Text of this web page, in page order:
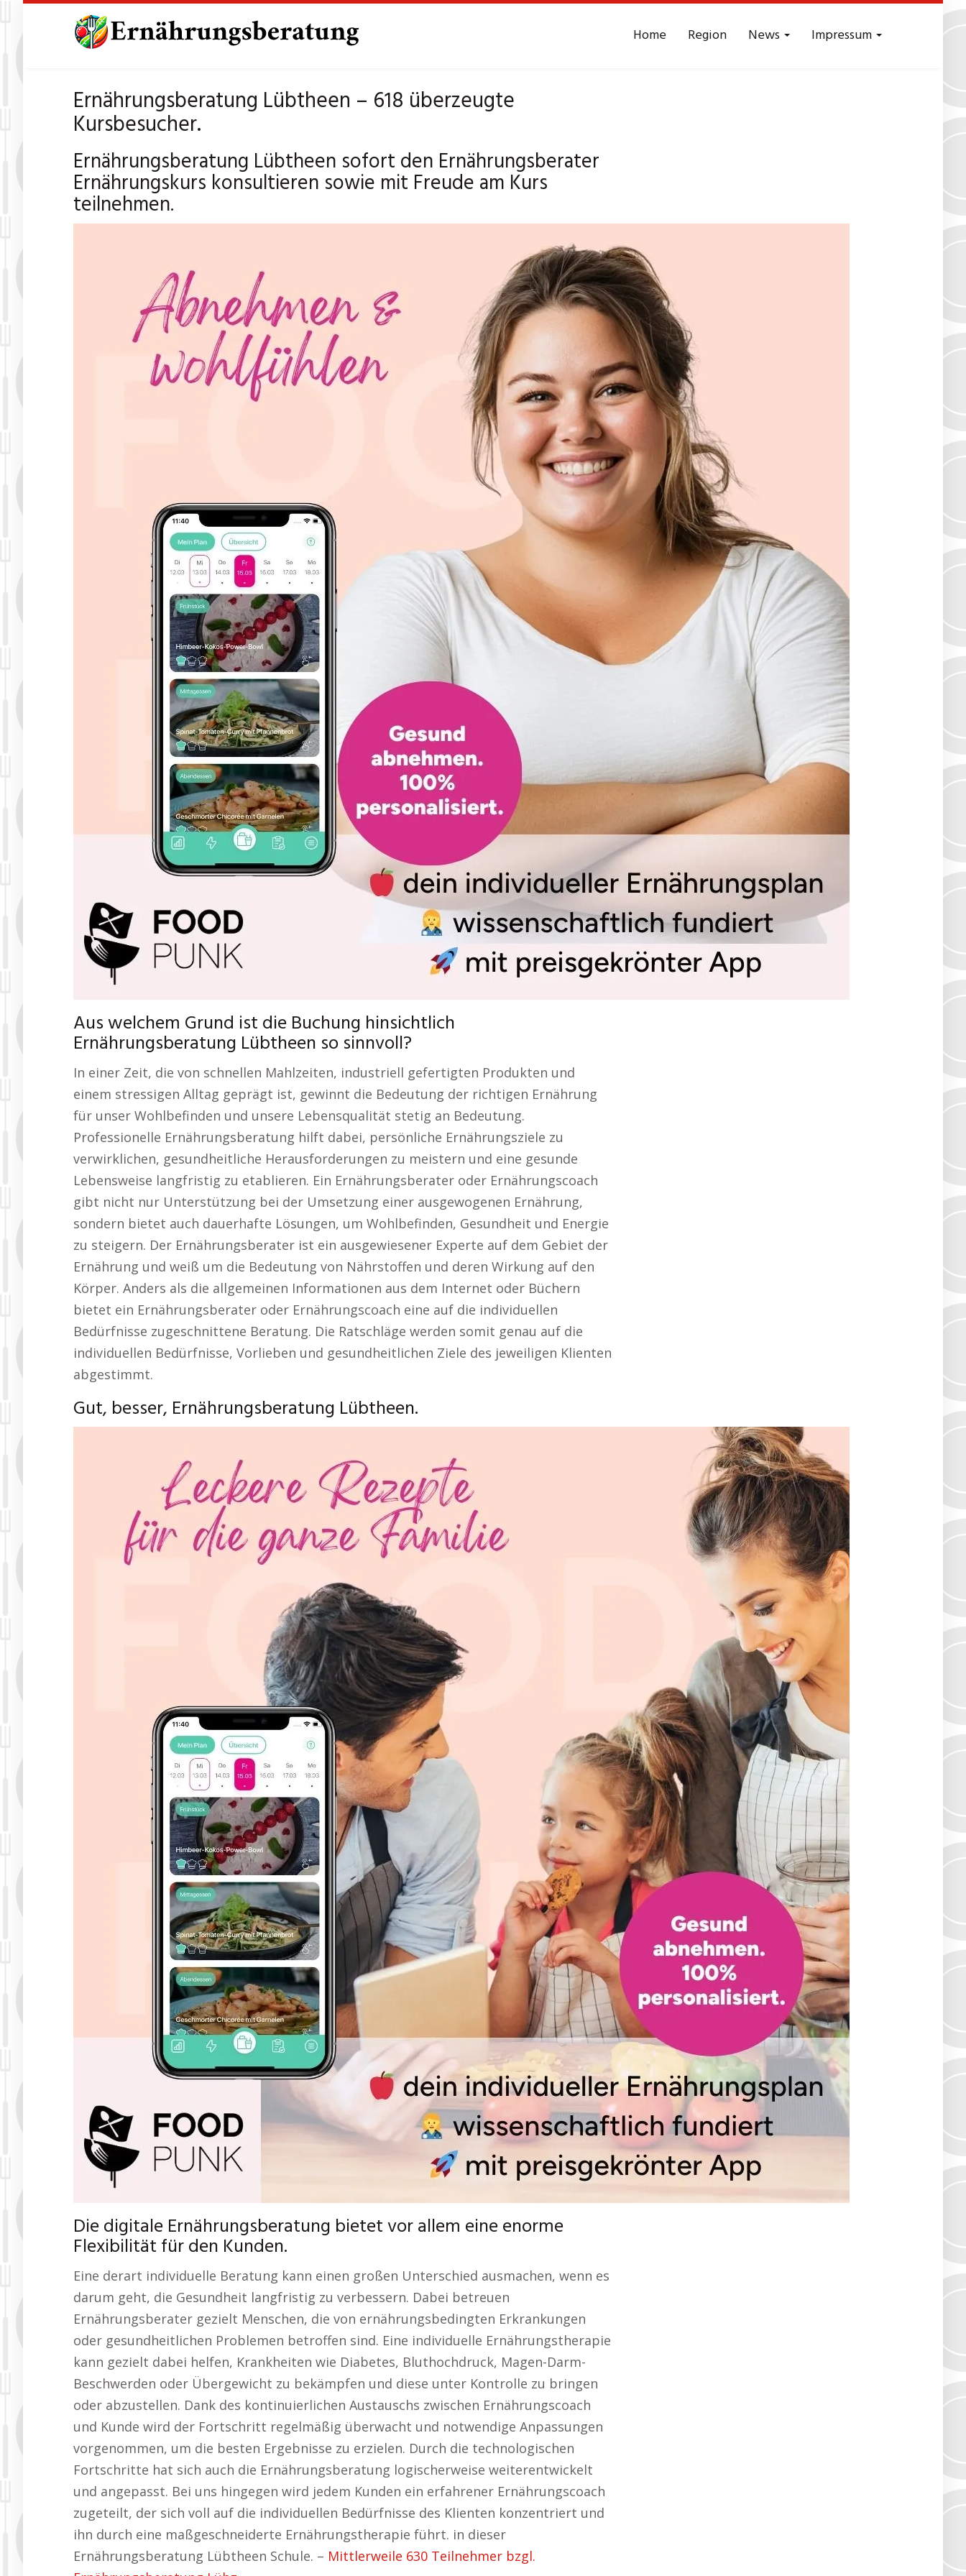
Home Region News Impressum
Ernährungsberatung Lübtheen – 618 überzeugte
Kursbesucher.
Ernährungsberatung Lübtheen sofort den Ernährungsberater
Ernährungskurs konsultieren sowie mit Freude am Kurs
teilnehmen.
Aus welchem Grund ist die Buchung hinsichtlich
Ernährungsberatung Lübtheen so sinnvoll?
In einer Zeit, die von schnellen Mahlzeiten, industriell gefertigten Produkten und
einem stressigen Alltag geprägt ist, gewinnt die Bedeutung der richtigen Ernährung
für unser Wohlbefinden und unsere Lebensqualität stetig an Bedeutung.
Professionelle Ernährungsberatung hilft dabei, persönliche Ernährungsziele zu
verwirklichen, gesundheitliche Herausforderungen zu meistern und eine gesunde
Lebensweise langfristig zu etablieren. Ein Ernährungsberater oder Ernährungscoach
gibt nicht nur Unterstützung bei der Umsetzung einer ausgewogenen Ernährung,
sondern bietet auch dauerhafte Lösungen, um Wohlbefinden, Gesundheit und Energie
zu steigern. Der Ernährungsberater ist ein ausgewiesener Experte auf dem Gebiet der
Ernährung und weiß um die Bedeutung von Nährstoffen und deren Wirkung auf den
Körper. Anders als die allgemeinen Informationen aus dem Internet oder Büchern
bietet ein Ernährungsberater oder Ernährungscoach eine auf die individuellen
Bedürfnisse zugeschnittene Beratung. Die Ratschläge werden somit genau auf die
individuellen Bedürfnisse, Vorlieben und gesundheitlichen Ziele des jeweiligen Klienten
abgestimmt.
Gut, besser, Ernährungsberatung Lübtheen.
Die digitale Ernährungsberatung bietet vor allem eine enorme
Flexibilität für den Kunden.
Eine derart individuelle Beratung kann einen großen Unterschied ausmachen, wenn es
darum geht, die Gesundheit langfristig zu verbessern. Dabei betreuen
Ernährungsberater gezielt Menschen, die von ernährungsbedingten Erkrankungen
oder gesundheitlichen Problemen betroffen sind. Eine individuelle Ernährungstherapie
kann gezielt dabei helfen, Krankheiten wie Diabetes, Bluthochdruck, Magen-Darm-
Beschwerden oder Übergewicht zu bekämpfen und diese unter Kontrolle zu bringen
oder abzustellen. Dank des kontinuierlichen Austauschs zwischen Ernährungscoach
und Kunde wird der Fortschritt regelmäßig überwacht und notwendige Anpassungen
vorgenommen, um die besten Ergebnisse zu erzielen. Durch die technologischen
Fortschritte hat sich auch die Ernährungsberatung logischerweise weiterentwickelt
und angepasst. Bei uns hingegen wird jedem Kunden ein erfahrener Ernährungscoach
zugeteilt, der sich voll auf die individuellen Bedürfnisse des Klienten konzentriert und
ihn durch eine maßgeschneiderte Ernährungstherapie führt. in dieser
Ernährungsberatung Lübtheen Schule. – Mittlerweile 630 Teilnehmer bzgl.